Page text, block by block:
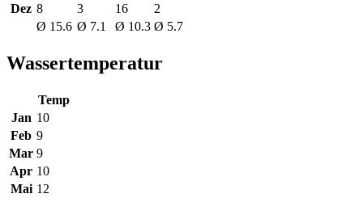
Dez 8 3 16
2
Ø 15.6 Ø 7.1 Ø 10.3 Ø 5.7
Wassertemperatur
Temp
Jan 10
Feb 9
Mar 9
Apr 10
Mai 12